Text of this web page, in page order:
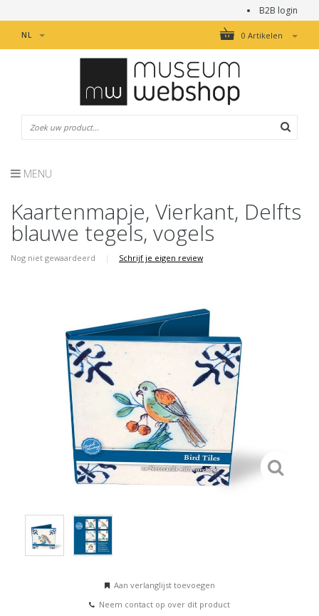
B2B login
0 Artikelen
NL
MENU
Kaartenmapje, Vierkant, Delfts
blauwe tegels, vogels
Nog niet gewaardeerd | Schrijf je eigen review
Aan verlanglijst toevoegen
Neem contact op over dit product